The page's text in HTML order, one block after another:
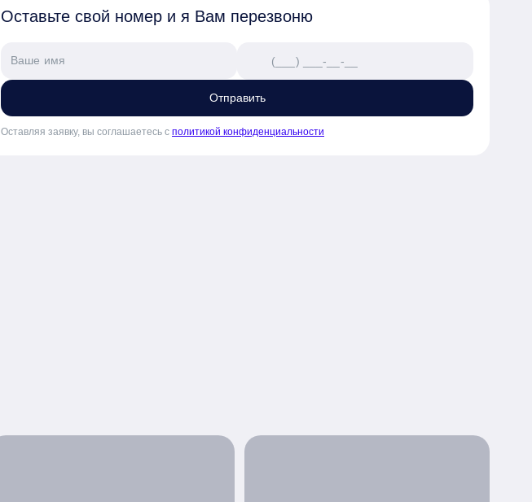
Оставьте свой номер и я Вам перезвоню
Отправить
Оставляя заявку, вы соглашаетесь с политикой конфиденциальности